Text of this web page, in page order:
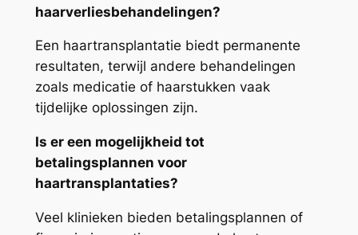
haarverliesbehandelingen?
Een haartransplantatie biedt permanente
resultaten, terwijl andere behandelingen
zoals medicatie of haarstukken vaak
tijdelijke oplossingen zijn.
Is er een mogelijkheid tot
betalingsplannen voor
haartransplantaties?
Veel klinieken bieden betalingsplannen of